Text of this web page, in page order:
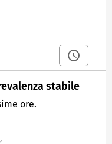
stabile
ore.